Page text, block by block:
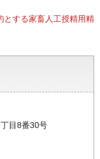
とする家畜人工授精用精
目8番30号